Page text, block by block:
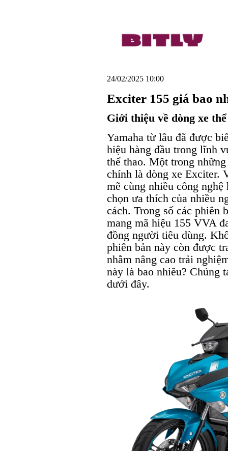
24/02/2025 10:00
Exciter 155 giá bao
Giới thiệu về dòng xe
Yamaha từ lâu đã được
hiệu hàng đầu trong lĩnh
thể thao. Một trong
chính là dòng xe Exciter.
mẽ cùng nhiều công
chọn ưa thích của nhiều
cách. Trong số các phiên
mang mã hiệu 155 VVA
đồng người tiêu dùng.
phiên bản này còn được
nhằm nâng cao trải
này là bao nhiêu? Chúng
dưới đây.